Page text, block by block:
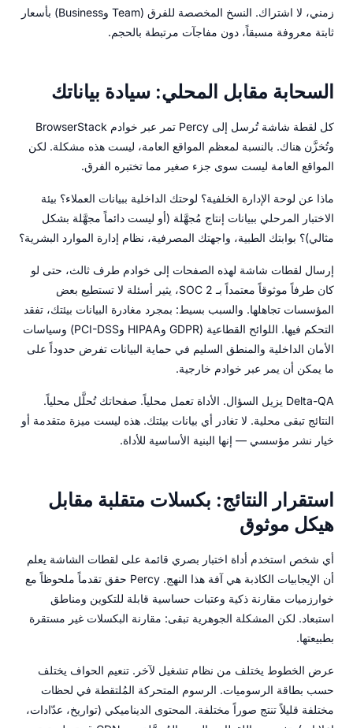
زمني، لا اشتراك. النسخ المخصصة للفرق (Team وBusiness) بأسعار
ثابتة معروفة مسبقاً، دون مفاجآت مرتبطة بالحجم.
السحابة مقابل المحلي: سيادة بياناتك
كل لقطة شاشة تُرسل إلى Percy تمر عبر خوادم BrowserStack
وتُخزَّن هناك. بالنسبة لمعظم المواقع العامة، ليست هذه مشكلة. لكن
المواقع العامة ليست سوى جزء صغير مما تختبره الفرق.
ماذا عن لوحة الإدارة الخلفية؟ لوحتك الداخلية ببيانات العملاء؟ بيئة
الاختبار المرحلي ببيانات إنتاج مُجهَّلة (أو ليست دائماً مجهَّلة بشكل
مثالي)؟ بوابتك الطبية، واجهتك المصرفية، نظام إدارة الموارد البشرية؟
إرسال لقطات شاشة لهذه الصفحات إلى خوادم طرف ثالث، حتى لو
كان طرفاً موثوقاً معتمداً بـ SOC 2، يثير أسئلة لا تستطيع بعض
المؤسسات تجاهلها. والسبب بسيط: بمجرد مغادرة البيانات بيئتك، تفقد
التحكم فيها. اللوائح القطاعية (GDPR وHIPAA وPCI-DSS) وسياسات
الأمان الداخلية والمنطق السليم في حماية البيانات تفرض حدوداً على
ما يمكن أن يمر عبر خوادم خارجية.
Delta-QA يزيل السؤال. الأداة تعمل محلياً. صفحاتك تُحلَّل محلياً.
النتائج تبقى محلية. لا تغادر أي بيانات بيئتك. هذه ليست ميزة متقدمة أو
خيار نشر مؤسسي — إنها البنية الأساسية للأداة.
استقرار النتائج: بكسلات متقلبة مقابل
هيكل موثوق
أي شخص استخدم أداة اختبار بصري قائمة على لقطات الشاشة يعلم
أن الإيجابيات الكاذبة هي آفة هذا النهج. Percy حقق تقدماً ملحوظاً مع
خوارزميات مقارنة ذكية وعتبات حساسية قابلة للتكوين ومناطق
استبعاد. لكن المشكلة الجوهرية تبقى: مقارنة البكسلات غير مستقرة
بطبيعتها.
عرض الخطوط يختلف من نظام تشغيل لآخر. تنعيم الحواف يختلف
حسب بطاقة الرسوميات. الرسوم المتحركة المُلتقطة في لحظات
مختلفة قليلاً تنتج صوراً مختلفة. المحتوى الديناميكي (تواريخ، عدّادات،